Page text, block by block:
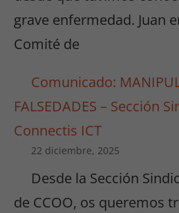
grave enfermedad. Juan
Comité de
Comunicado:
FALSEDADES – Sección
Connectis ICT
22 diciembre, 2025
Desde la Sección
de CCOO, os queremos